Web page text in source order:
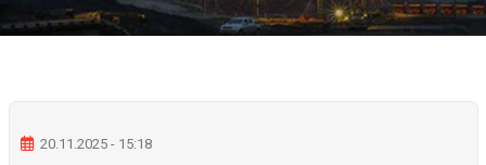
20.11.2025 - 15:18